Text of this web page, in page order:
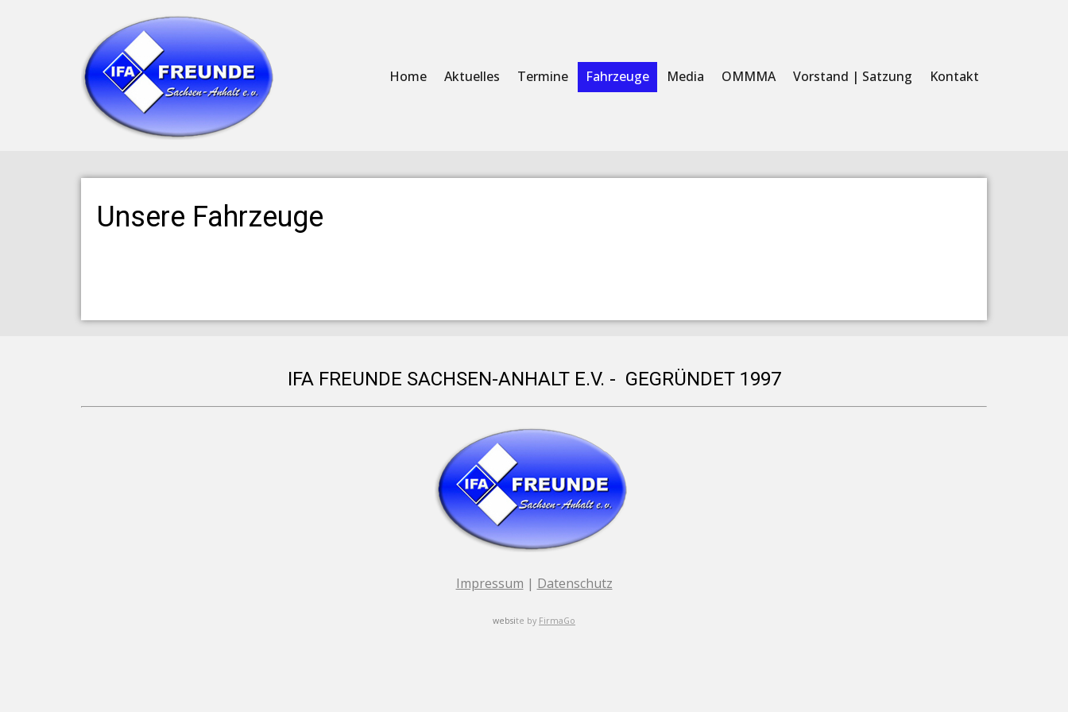
Home Aktuelles Termine Fahrzeuge Media OMMMA Vorstand | Satzung Kontakt
Unsere Fahrzeuge
IFA FREUNDE SACHSEN-ANHALT E.V. - GEGRÜNDET 1997
Impressum | Datenschutz
website by FirmaGo